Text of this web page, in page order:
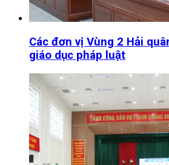
Các đơn vị Vùng 2 Hải
giáo dục pháp luật